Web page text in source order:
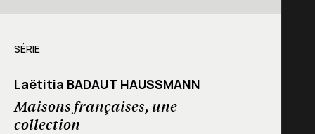
SÉRIE
Laëtitia BADAUT HAUSSMANN
Maisons françaises, une
collection